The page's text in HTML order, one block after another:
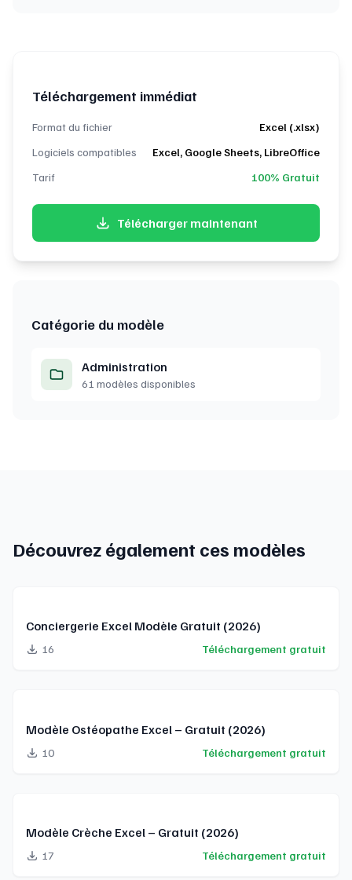
Téléchargement immédiat
Format du fichier
Excel (.xlsx)
Logiciels compatibles
Excel, Google Sheets, LibreOffice
Tarif
100% Gratuit
Télécharger maintenant
Catégorie du modèle
Administration
61 modèles disponibles
Découvrez également ces modèles
Conciergerie Excel Modèle Gratuit (2026)
16 Téléchargement gratuit
Modèle Ostéopathe Excel – Gratuit (2026)
10 Téléchargement gratuit
Modèle Crèche Excel – Gratuit (2026)
17 Téléchargement gratuit